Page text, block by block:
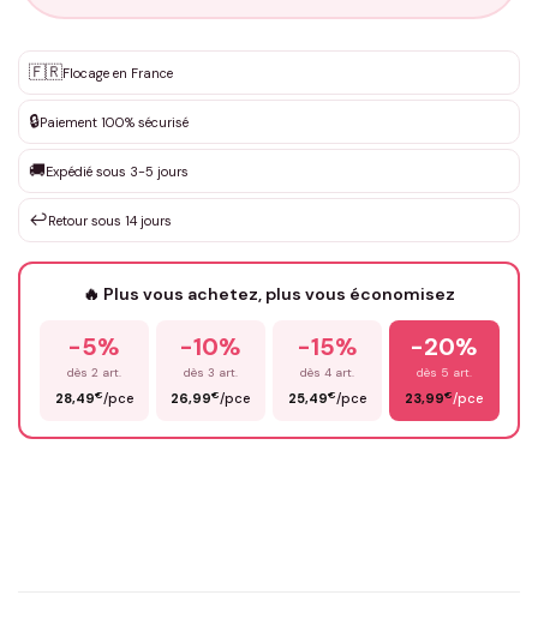
✨ Personnalisation sur mesure
DEVIS GRATUIT · Personnalisation de 3 à 10€ selon la demande
Que souhaitez-vous ?*
Votre texte / idée*
Prénom*
🇫🇷Flocage en France
🔒Paiement 100% sécurisé
🚚Expédié sous 3-5 jours
↩️Retour sous 14 jours
🔥 Plus vous achetez, plus vous économisez
-5%
dès 2 art.
28,49€/pce
-10%
dès 3 art.
26,99€/pce
-15%
dès 4 art.
25,49€/pce
-20%
dès 5 art.
23,99€/pce